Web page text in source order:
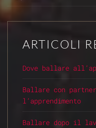
ARTICOLI
Dove ballare
Ballare con
l’apprendimento
Ballare dopo il